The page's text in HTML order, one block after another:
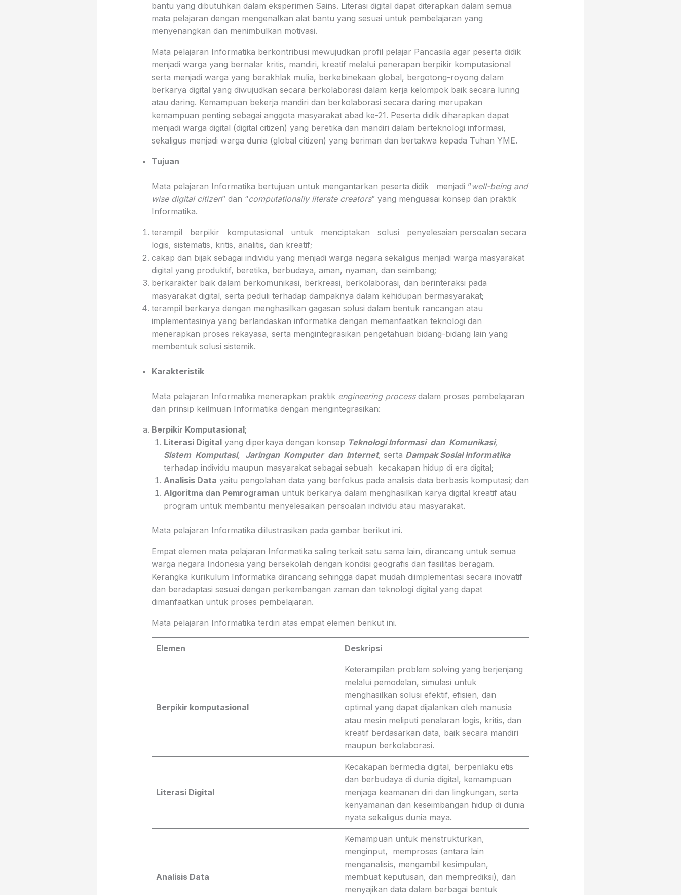
bantu yang dibutuhkan dalam eksperimen Sains. Literasi digital dapat diterapkan dalam semua
mata pelajaran dengan mengenalkan alat bantu yang sesuai untuk pembelajaran yang
menyenangkan dan menimbulkan motivasi.
Mata pelajaran Informatika berkontribusi mewujudkan profil pelajar Pancasila agar peserta didik
menjadi warga yang bernalar kritis, mandiri, kreatif melalui penerapan berpikir komputasional
serta menjadi warga yang berakhlak mulia, berkebinekaan global, bergotong-royong dalam
berkarya digital yang diwujudkan secara berkolaborasi dalam kerja kelompok baik secara luring
atau daring. Kemampuan bekerja mandiri dan berkolaborasi secara daring merupakan
kemampuan penting sebagai anggota masyarakat abad ke-21. Peserta didik diharapkan dapat
menjadi warga digital (digital citizen) yang beretika dan mandiri dalam berteknologi informasi,
sekaligus menjadi warga dunia (global citizen) yang beriman dan bertakwa kepada Tuhan YME.
Tujuan
Mata pelajaran Informatika bertujuan untuk mengantarkan peserta didik menjadi ”well-being and
wise digital citizen” dan “computationally literate creators” yang menguasai konsep dan praktik
Informatika.
terampil berpikir komputasional untuk menciptakan solusi penyelesaian persoalan secara
logis, sistematis, kritis, analitis, dan kreatif;
cakap dan bijak sebagai individu yang menjadi warga negara sekaligus menjadi warga masyarakat
digital yang produktif, beretika, berbudaya, aman, nyaman, dan seimbang;
berkarakter baik dalam berkomunikasi, berkreasi, berkolaborasi, dan berinteraksi pada
masyarakat digital, serta peduli terhadap dampaknya dalam kehidupan bermasyarakat;
terampil berkarya dengan menghasilkan gagasan solusi dalam bentuk rancangan atau
implementasinya yang berlandaskan informatika dengan memanfaatkan teknologi dan
menerapkan proses rekayasa, serta mengintegrasikan pengetahuan bidang-bidang lain yang
membentuk solusi sistemik.
Karakteristik
Mata pelajaran Informatika menerapkan praktik engineering process dalam proses pembelajaran
dan prinsip keilmuan Informatika dengan mengintegrasikan:
Berpikir Komputasional;
Literasi Digitalyang diperkaya dengan konsep Teknologi Informasi dan Komunikasi,
Sistem Komputasi, Jaringan Komputer dan Internet, serta Dampak Sosial Informatika
terhadap individu maupun masyarakat sebagai sebuah kecakapan hidup di era digital;
Analisis Data yaitu pengolahan data yang berfokus pada analisis data berbasis komputasi; dan
Algoritma dan Pemrograman untuk berkarya dalam menghasilkan karya digital kreatif atau
program untuk membantu menyelesaikan persoalan individu atau masyarakat.
Mata pelajaran Informatika diilustrasikan pada gambar berikut ini.
Empat elemen mata pelajaran Informatika saling terkait satu sama lain, dirancang untuk semua
warga negara Indonesia yang bersekolah dengan kondisi geografis dan fasilitas beragam.
Kerangka kurikulum Informatika dirancang sehingga dapat mudah diimplementasi secara inovatif
dan beradaptasi sesuai dengan perkembangan zaman dan teknologi digital yang dapat
dimanfaatkan untuk proses pembelajaran.
Mata pelajaran Informatika terdiri atas empat elemen berikut ini.
Elemen Deskripsi
Berpikir komputasional
Keterampilan problem solving yang berjenjang
melalui pemodelan, simulasi untuk
menghasilkan solusi efektif, efisien, dan
optimal yang dapat dijalankan oleh manusia
atau mesin meliputi penalaran logis, kritis, dan
kreatif berdasarkan data, baik secara mandiri
maupun berkolaborasi.
Literasi Digital
Kecakapan bermedia digital, berperilaku etis
dan berbudaya di dunia digital, kemampuan
menjaga keamanan diri dan lingkungan, serta
kenyamanan dan keseimbangan hidup di dunia
nyata sekaligus dunia maya.
Analisis Data
Kemampuan untuk menstrukturkan,
menginput, memproses (antara lain
menganalisis, mengambil kesimpulan,
membuat keputusan, dan memprediksi), dan
menyajikan data dalam berbagai bentuk